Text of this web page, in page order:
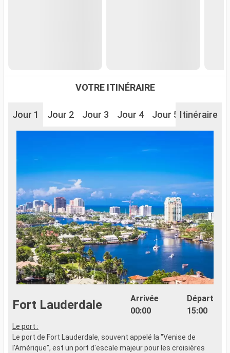
VOTRE ITINÉRAIRE
Jour 1 Jour 2 Jour 3 Jour 4 Jour 5 Jour 6
Itinéraire
Fort Lauderdale
Arrivée
00:00
Départ
15:00
Le port :
Le port de Fort Lauderdale, souvent appelé la "Venise de
l'Amérique", est un port d'escale majeur pour les croisières